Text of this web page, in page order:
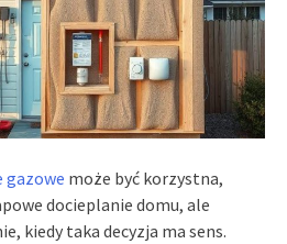
gazowe może być korzystna,
docieplanie domu, ale
kiedy taka decyzja ma sens.